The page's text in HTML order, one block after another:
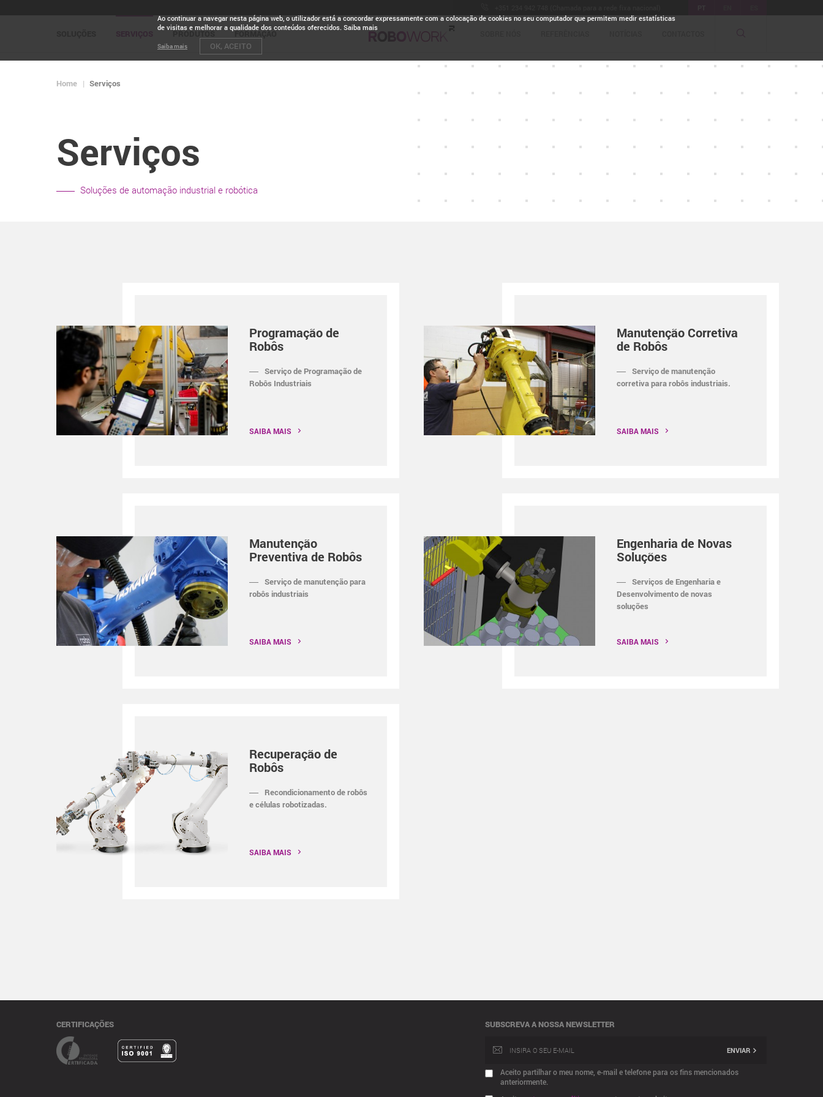
Ao continuar a navegar nesta página web, o utilizador está a concordar expressamente com a colocação de cookies no seu computador que permitem medir estatísticas
de visitas e melhorar a qualidade dos conteúdos oferecidos. Saiba mais
Saiba mais OK, ACEITO
PRODUTOS FORMAÇÃO
Home Serviços
Serviços
Soluções de automação industrial e robótica
Programação de
Robôs
Serviço de Programação de
Robôs Industriais
SAIBA MAIS
Manutenção Corretiva
de Robôs
Serviço de manutenção
corretiva para robôs industriais.
SAIBA MAIS
Manutenção
Preventiva de Robôs
Serviço de manutenção para
robôs industriais
SAIBA MAIS
Engenharia de Novas
Soluções
Serviços de Engenharia e
Desenvolvimento de novas
soluções
SAIBA MAIS
Recuperação de
Robôs
Recondicionamento de robôs
e células robotizadas.
SAIBA MAIS
CERTIFICAÇÕES SUBSCREVA A NOSSA NEWSLETTER
ENVIAR
Aceito partilhar o meu nome, e-mail e telefone para os fins mencionados
anteriormente.